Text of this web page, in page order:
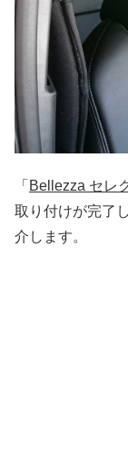
「 Bellezza セレ
取り付けが完了
介します。